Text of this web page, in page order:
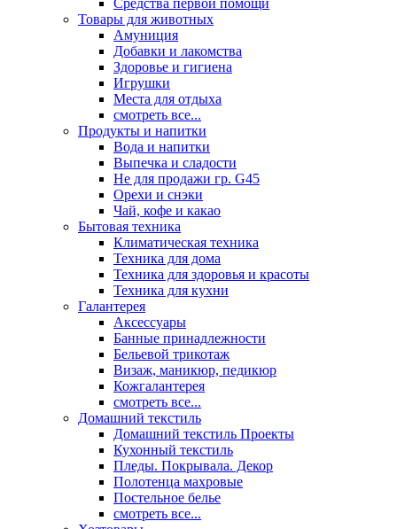
Средства первой помощи
Товары для животных
Амуниция
Добавки и лакомства
Здоровье и гигиена
Игрушки
Места для отдыха
смотреть все...
Продукты и напитки
Вода и напитки
Выпечка и сладости
Не для продажи гр. G45
Орехи и снэки
Чай, кофе и какао
Бытовая техника
Климатическая техника
Техника для дома
Техника для здоровья и красоты
Техника для кухни
Галантерея
Аксессуары
Банные принадлежности
Бельевой трикотаж
Визаж, маникюр, педикюр
Кожгалантерея
смотреть все...
Домашний текстиль
Домашний текстиль Проекты
Кухонный текстиль
Пледы. Покрывала. Декор
Полотенца махровые
Постельное белье
смотреть все...